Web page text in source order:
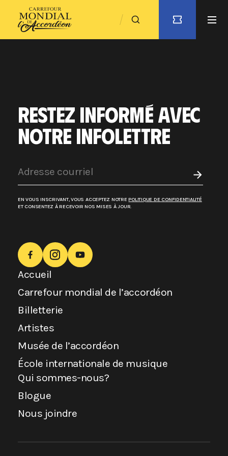
RESTEZ INFORMÉ AVEC
NOTRE INFOLETTRE
EN VOUS INSCRIVANT, VOUS ACCEPTEZ NOTRE POLITIQUE DE CONFIDENTIALITÉ
ET CONSENTEZ À RECEVOIR NOS MISES À JOUR.
Accueil
Carrefour mondial de l’accordéon
Billetterie
Artistes
Musée de l’accordéon
École internationale de musique
Qui sommes-nous?
Blogue
Nous joindre